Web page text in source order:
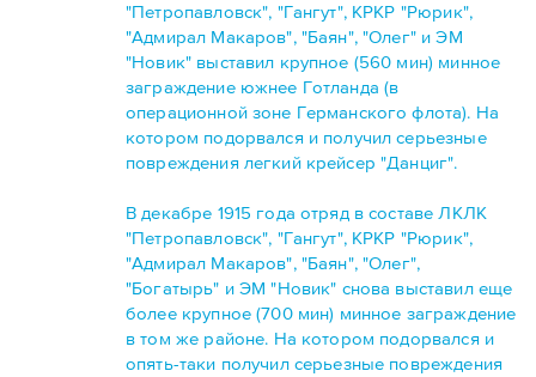
"Петропавловск", "Гангут", КРКР "Рюрик",
"Адмирал Макаров", "Баян", "Олег" и ЭМ
"Новик" выставил крупное (560 мин) минное
заграждение южнее Готланда (в
операционной зоне Германского флота). На
котором подорвался и получил серьезные
повреждения легкий крейсер "Данциг".
В декабре 1915 года отряд в составе ЛКЛК
"Петропавловск", "Гангут", КРКР "Рюрик",
"Адмирал Макаров", "Баян", "Олег",
"Богатырь" и ЭМ "Новик" снова выставил еще
более крупное (700 мин) минное заграждение
в том же районе. На котором подорвался и
опять-таки получил серьезные повреждения